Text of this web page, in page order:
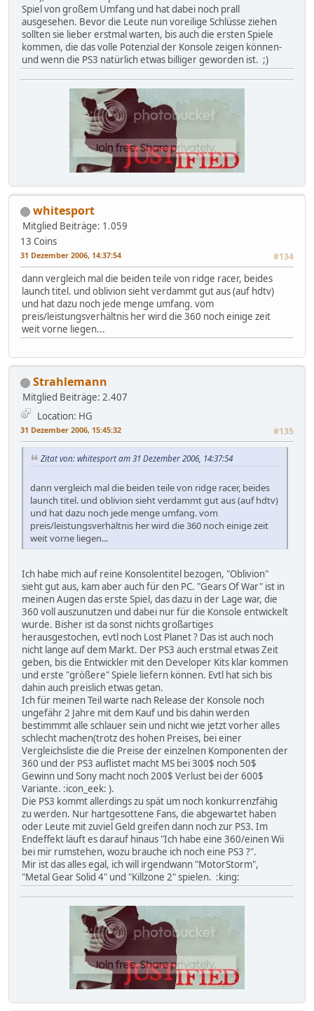
Spiel von großem Umfang und hat dabei noch prall
ausgesehen. Bevor die Leute nun voreilige Schlüsse ziehen
sollten sie lieber erstmal warten, bis auch die ersten Spiele
kommen, die das volle Potenzial der Konsole zeigen können-
und wenn die PS3 natürlich etwas billiger geworden ist. ;)
whitesport
Mitglied Beiträge: 1.059
13 Coins
31 Dezember 2006, 14:37:54 #134
dann vergleich mal die beiden teile von ridge racer, beides
launch titel. und oblivion sieht verdammt gut aus (auf hdtv)
und hat dazu noch jede menge umfang. vom
preis/leistungsverhältnis her wird die 360 noch einige zeit
weit vorne liegen...
Strahlemann
Mitglied Beiträge: 2.407
Location: HG
31 Dezember 2006, 15:45:32 #135
Zitat von: whitesport am 31 Dezember 2006, 14:37:54
dann vergleich mal die beiden teile von ridge racer, beides
launch titel. und oblivion sieht verdammt gut aus (auf hdtv)
und hat dazu noch jede menge umfang. vom
preis/leistungsverhältnis her wird die 360 noch einige zeit
weit vorne liegen...
Ich habe mich auf reine Konsolentitel bezogen, "Oblivion"
sieht gut aus, kam aber auch für den PC. "Gears Of War" ist in
meinen Augen das erste Spiel, das dazu in der Lage war, die
360 voll auszunutzen und dabei nur für die Konsole entwickelt
wurde. Bisher ist da sonst nichts großartiges
herausgestochen, evtl noch Lost Planet ? Das ist auch noch
nicht lange auf dem Markt. Der PS3 auch erstmal etwas Zeit
geben, bis die Entwickler mit den Developer Kits klar kommen
und erste "größere" Spiele liefern können. Evtl hat sich bis
dahin auch preislich etwas getan.
Ich für meinen Teil warte nach Release der Konsole noch
ungefähr 2 Jahre mit dem Kauf und bis dahin werden
bestimmmt alle schlauer sein und nicht wie jetzt vorher alles
schlecht machen(trotz des hohen Preises, bei einer
Vergleichsliste die die Preise der einzelnen Komponenten der
360 und der PS3 auflistet macht MS bei 300$ noch 50$
Gewinn und Sony macht noch 200$ Verlust bei der 600$
Variante. :icon_eek: ).
Die PS3 kommt allerdings zu spät um noch konkurrenzfähig
zu werden. Nur hartgesottene Fans, die abgewartet haben
oder Leute mit zuviel Geld greifen dann noch zur PS3. Im
Endeffekt läuft es darauf hinaus "Ich habe eine 360/einen Wii
bei mir rumstehen, wozu brauche ich noch eine PS3 ?".
Mir ist das alles egal, ich will irgendwann "MotorStorm",
"Metal Gear Solid 4" und "Killzone 2" spielen. :king: